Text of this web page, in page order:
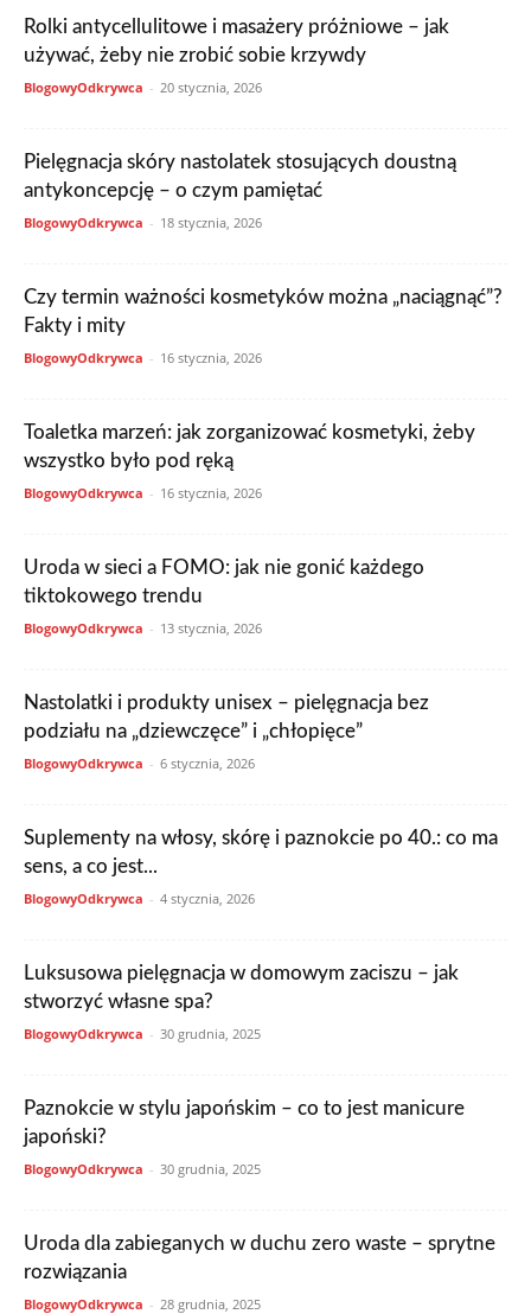
Rolki antycellulitowe i masażery próżniowe – jak
używać, żeby nie zrobić sobie krzywdy
BlogowyOdkrywca - 20 stycznia, 2026
Pielęgnacja skóry nastolatek stosujących doustną
antykoncepcję – o czym pamiętać
BlogowyOdkrywca - 18 stycznia, 2026
Czy termin ważności kosmetyków można „naciągnąć”?
Fakty i mity
BlogowyOdkrywca - 16 stycznia, 2026
Toaletka marzeń: jak zorganizować kosmetyki, żeby
wszystko było pod ręką
BlogowyOdkrywca - 16 stycznia, 2026
Uroda w sieci a FOMO: jak nie gonić każdego
tiktokowego trendu
BlogowyOdkrywca - 13 stycznia, 2026
Nastolatki i produkty unisex – pielęgnacja bez
podziału na „dziewczęce” i „chłopięce”
BlogowyOdkrywca - 6 stycznia, 2026
Suplementy na włosy, skórę i paznokcie po 40.: co ma
sens, a co jest...
BlogowyOdkrywca - 4 stycznia, 2026
Luksusowa pielęgnacja w domowym zaciszu – jak
stworzyć własne spa?
BlogowyOdkrywca - 30 grudnia, 2025
Paznokcie w stylu japońskim – co to jest manicure
japoński?
BlogowyOdkrywca - 30 grudnia, 2025
Uroda dla zabieganych w duchu zero waste – sprytne
rozwiązania
BlogowyOdkrywca - 28 grudnia, 2025